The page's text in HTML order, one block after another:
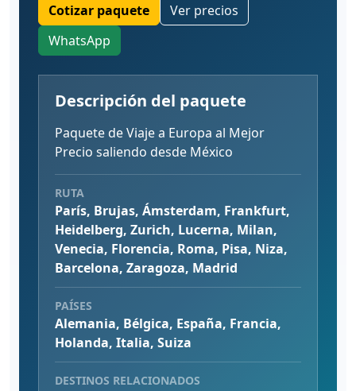
Cotizar paquete
Ver precios
WhatsApp
Descripción del paquete
Paquete de Viaje a Europa al Mejor
Precio saliendo desde México
RUTA
París, Brujas, Ámsterdam, Frankfurt,
Heidelberg, Zurich, Lucerna, Milan,
Venecia, Florencia, Roma, Pisa, Niza,
Barcelona, Zaragoza, Madrid
PAÍSES
Alemania, Bélgica, España, Francia,
Holanda, Italia, Suiza
DESTINOS RELACIONADOS